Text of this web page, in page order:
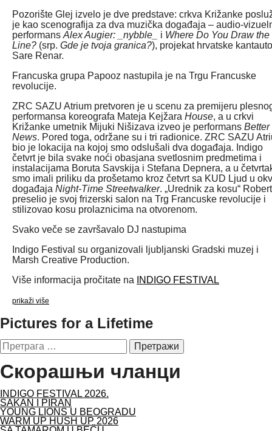
Pozorište Glej izvelo je dve predstave: crkva Križanke
je kao scenografija za dva muzička događaja – audio-
performans Alex Augier: _nybble_ i Where Do You Draw the
Line? (srp. Gde je tvoja granica?), projekat hrvatske
Sare Renar.
Francuska grupa Papooz nastupila je na Trgu Francuske
revolucije.
ZRC SAZU Atrium pretvoren je u scenu za premijeru
performansa koreografa Mateja Kejžara House, a u crkvi
Križanke umetnik Mijuki Nišizava izveo je performans Better
News. Pored toga, održane su i tri radionice. ZRC SAZU
bio je lokacija na kojoj smo odslušali dva događaja. Indigo
četvrt je bila svake noći obasjana svetlosnim predmetima i
instalacijama Boruta Savskija i Stefana Depnera, a u
smo imali priliku da prošetamo kroz četvrt sa KUD Ljud u
događaja Night-Time Streetwalker. „Urednik za kosu“ Robert
preselio je svoj frizerski salon na Trg Francuske revolucije i
stilizovao kosu prolaznicima na otvorenom.
Svako veče se završavalo DJ nastupima
Indigo Festival su organizovali ljubljanski Gradski muzej i
Marsh Creative Production.
Više informacija pročitate na
INDIGO FESTIVAL
prikaži više
Pictures for a Lifetime
Претрага
за:
Скорашњи чланци
INDIGO FESTIVAL 2026.
SAKAN I PIRAN
YOUNG LIONS U BEOGRADU
WARM UP HUSH UP 2026